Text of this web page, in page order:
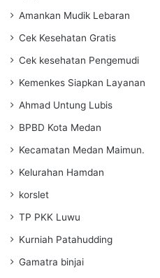
Amankan Mudik Lebaran
Cek Kesehatan Gratis
Cek kesehatan Pengemudi
Kemenkes Siapkan Layanan
Ahmad Untung Lubis
BPBD Kota Medan
Kecamatan Medan Maimun.
Kelurahan Hamdan
korslet
TP PKK Luwu
Kurniah Patahudding
Gamatra binjai